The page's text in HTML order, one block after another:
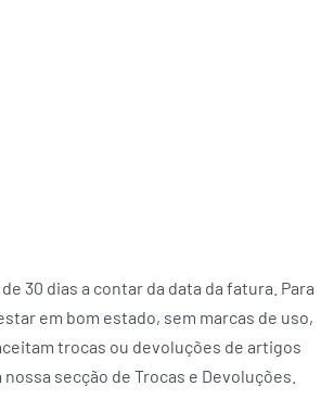
30 dias a contar da data da fatura. Para
em bom estado, sem marcas de uso,
trocas ou devoluções de artigos
secção de Trocas e Devoluções.